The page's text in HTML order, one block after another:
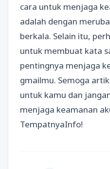
cara untuk menjaga
adalah dengan
berkala. Selain itu,
untuk membuat kata
pentingnya menjaga
gmailmu. Semoga
untuk kamu dan
menjaga keamanan
TempatnyaInfo!